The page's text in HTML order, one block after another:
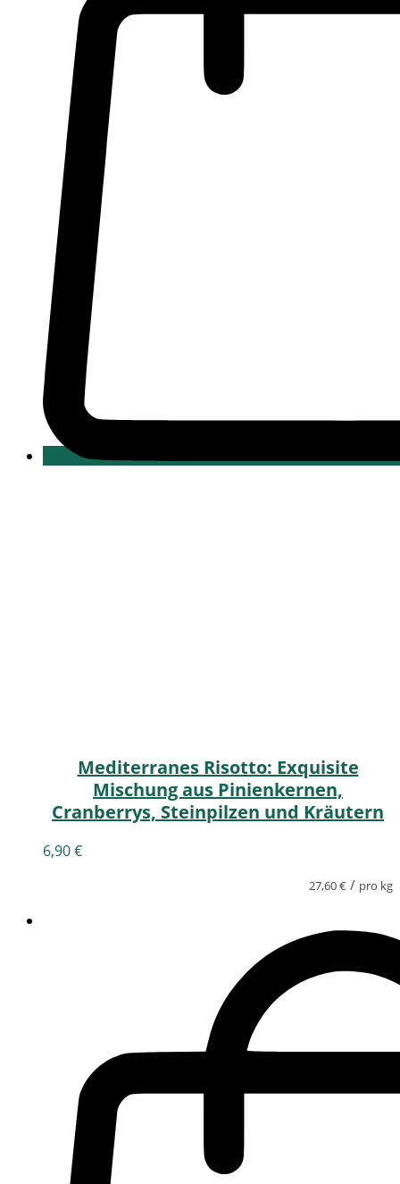
Mediterranes Risotto: Exquisite
Mischung aus Pinienkernen,
Cranberrys, Steinpilzen und Kräutern
6,90€
27,60€ / pro kg